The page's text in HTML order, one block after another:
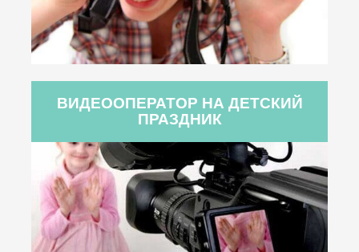
ВИДЕООПЕРАТОР НА ДЕТСКИЙ
ПРАЗДНИК